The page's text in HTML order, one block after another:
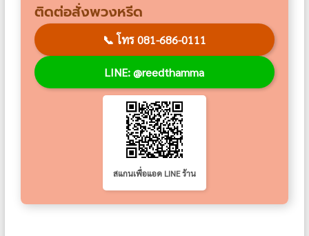
ติดต่อสั่งพวงหรีด
📞โทร 081-686-0111
LINE: @reedthamma
สแกนเพื่อแอด LINE ร้าน